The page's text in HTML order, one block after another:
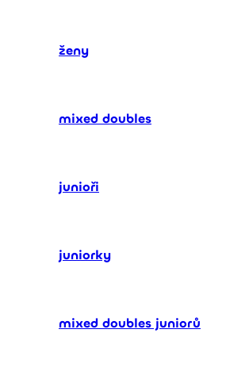
ženy
mixed doubles
junioři
juniorky
mixed doubles juniorů